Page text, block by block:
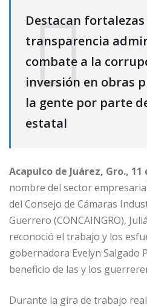
Destacan
transparencia
combate a la
inversión en obras
la gente por parte
estatal
Acapulco de Juárez, Gro.,
nombre del sector
del Consejo de Cámaras
Guerrero (CONCAINGRO),
reconoció el trabajo y los
gobernadora Evelyn Salgado
beneficio de las y los
Durante la gira de trabajo